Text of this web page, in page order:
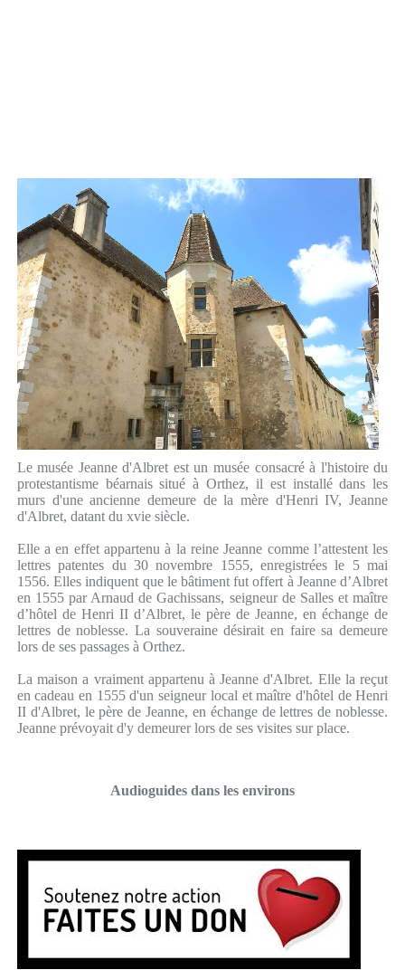
Le musée Jeanne d'Albret est un musée consacré à l'histoire du
protestantisme béarnais situé à Orthez, il est installé dans les
murs d'une ancienne demeure de la mère d'Henri IV, Jeanne
d'Albret, datant du xvie siècle.
Elle a en effet appartenu à la reine Jeanne comme l’attestent les
lettres patentes du 30 novembre 1555, enregistrées le 5 mai
1556. Elles indiquent que le bâtiment fut offert à Jeanne d’Albret
en 1555 par Arnaud de Gachissans, seigneur de Salles et maître
d’hôtel de Henri II d’Albret, le père de Jeanne, en échange de
lettres de noblesse. La souveraine désirait en faire sa demeure
lors de ses passages à Orthez.
La maison a vraiment appartenu à Jeanne d'Albret. Elle la reçut
en cadeau en 1555 d'un seigneur local et maître d'hôtel de Henri
II d'Albret, le père de Jeanne, en échange de lettres de noblesse.
Jeanne prévoyait d'y demeurer lors de ses visites sur place.
Audioguides dans les environs